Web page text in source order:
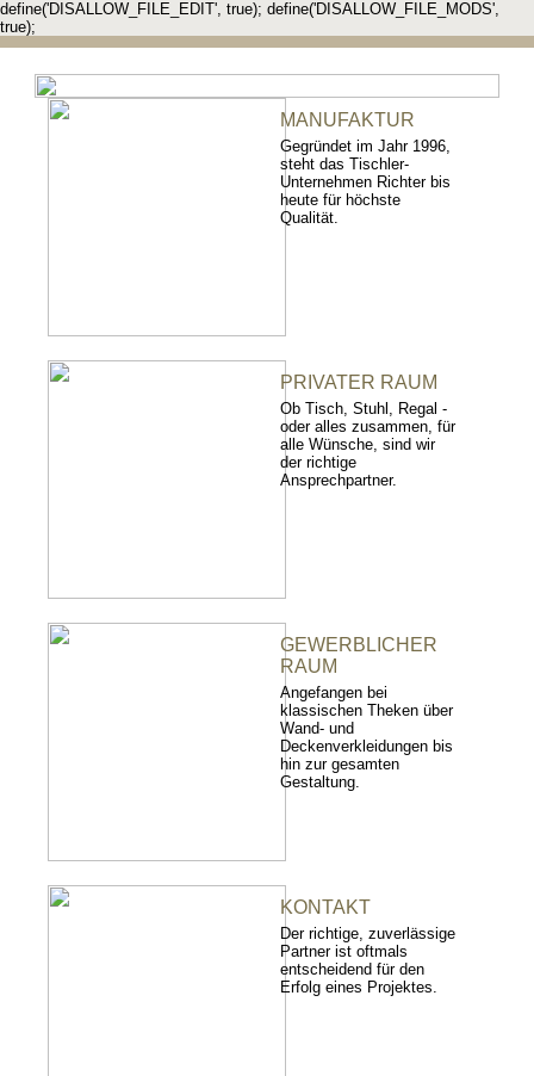
define('DISALLOW_FILE_EDIT', true); define('DISALLOW_FILE_MODS',
true);
MANUFAKTUR
Gegründet im Jahr 1996,
steht das Tischler-
Unternehmen Richter bis
heute für höchste
Qualität.
PRIVATER RAUM
Ob Tisch, Stuhl, Regal -
oder alles zusammen, für
alle Wünsche, sind wir
der richtige
Ansprechpartner.
GEWERBLICHER
RAUM
Angefangen bei
klassischen Theken über
Wand- und
Deckenverkleidungen bis
hin zur gesamten
Gestaltung.
KONTAKT
Der richtige, zuverlässige
Partner ist oftmals
entscheidend für den
Erfolg eines Projektes.